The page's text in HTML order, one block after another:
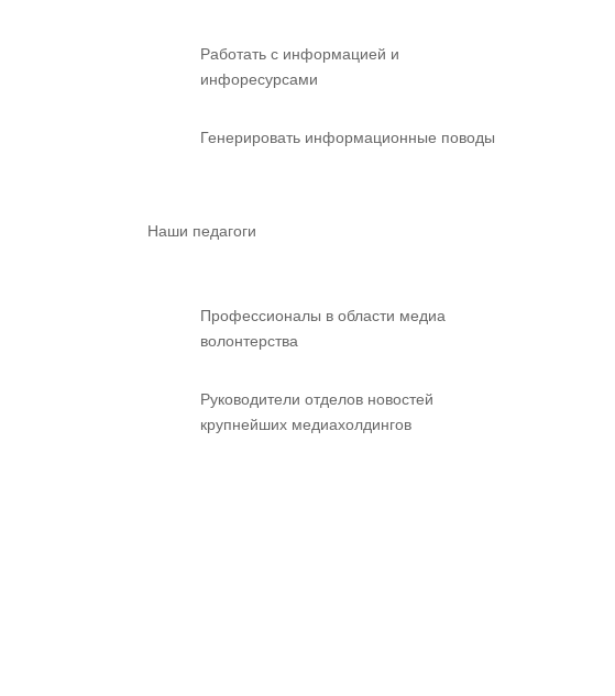
Работать с информацией и
инфоресурсами
Генерировать информационные поводы
Наши педагоги
Профессионалы в области медиа
волонтерства
Руководители отделов новостей
крупнейших медиахолдингов